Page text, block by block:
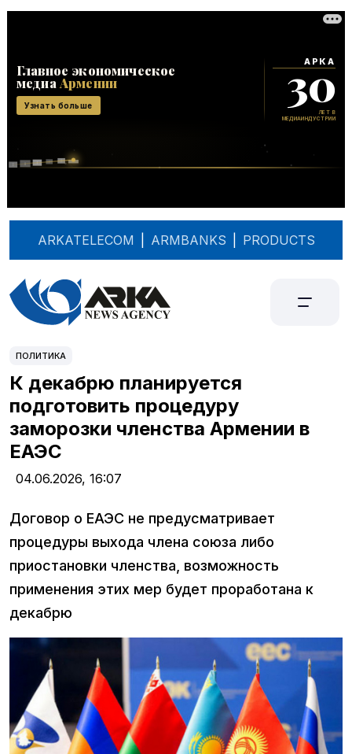
ARKATELECOM ARMBANKS PRODUCTS
ПОЛИТИКА
К декабрю планируется
подготовить процедуру
заморозки членства Армении в
ЕАЭС
04.06.2026, 16:07
Договор о ЕАЭС не предусматривает
процедуры выхода члена союза либо
приостановки членства, возможность
применения этих мер будет проработана к
декабрю